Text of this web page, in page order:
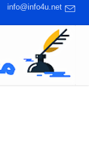
info@info4u.net